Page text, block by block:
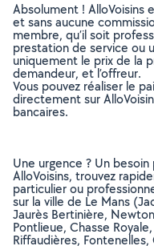
Absolument ! AlloVoisins
et sans aucune
membre, qu’il soit
prestation de service ou
uniquement le prix de la
demandeur, et l’offreur.
Vous pouvez réaliser le
directement sur
bancaires.
Une urgence ? Un
AlloVoisins, trouvez
particulier ou
sur la ville de Le Mans
Jaurès Bertinière,
Pontlieue, Chasse
Riffaudières,